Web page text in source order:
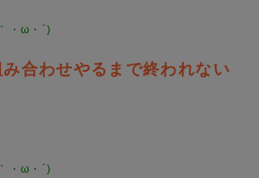
・ω・´)
合わせやるまで終われない
・ω・´)